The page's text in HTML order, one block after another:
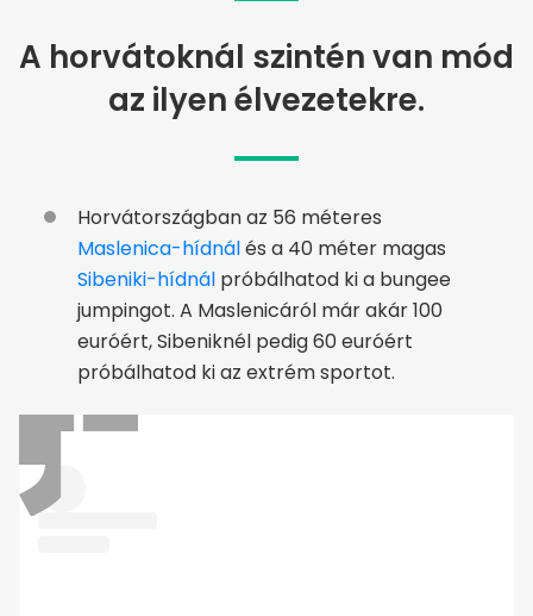
A horvátoknál szintén van mód
az ilyen élvezetekre.
Horvátországban az 56 méteres
Maslenica-hídnálés a 40 méter magas
Sibeniki-hídnál próbálhatod ki a bungee
jumpingot. A Maslenicáról már akár 100
euróért, Sibeniknél pedig 60 euróért
próbálhatod ki az extrém sportot.